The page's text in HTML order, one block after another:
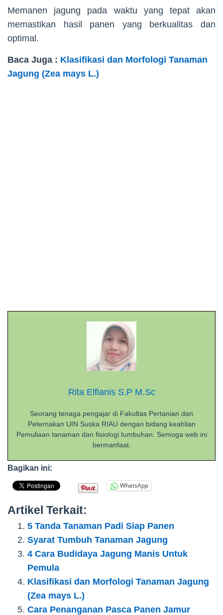
Memanen jagung pada waktu yang tepat akan
memastikan hasil panen yang berkualitas dan
optimal.
Baca Juga : Klasifikasi dan Morfologi Tanaman
Jagung (Zea mays L.)
Rita Elfianis S.P M.Sc
Seorang tenaga pengajar di Fakultas Pertanian dan
Peternakan UIN Suska RIAU dengan bidang keahlian
Pemuliaan tanaman dan fisiologi tumbuhan. Semoga web ini
bermanfaat.
Bagikan ini:
WhatsApp
Artikel Terkait:
5 Tanda Tanaman Padi Siap Panen
Syarat Tumbuh Tanaman Jagung
4 Cara Budidaya Jagung Manis Untuk
Pemula
Klasifikasi dan Morfologi Tanaman Jagung
(Zea mays L.)
Cara Penanganan Pasca Panen Jamur